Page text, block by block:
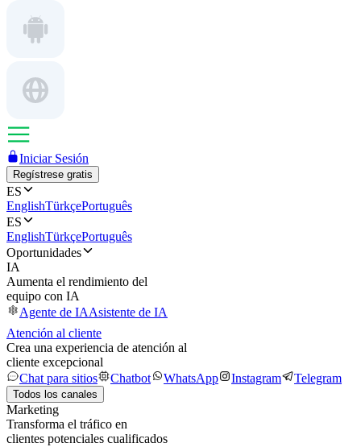
Iniciar Sesión
Regístrese gratis
ES
EnglishTürkçePortuguês
ES
EnglishTürkçePortuguês
Oportunidades
IA
Aumenta el rendimiento del
equipo con IA
Agente de IAAsistente de IA
Atención al cliente
Crea una experiencia de atención al
cliente excepcional
Chat para sitios
Chatbot WhatsApp Instagram Telegram
Todos los canales
Marketing
Transforma el tráfico en
clientes potenciales cualificados